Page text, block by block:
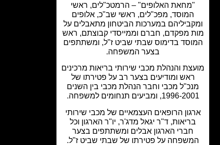
האלופים" – הרמטכ"לים, ראשי
המוסד, מפכ"לים, ראשי שב"כ, אלופים
במערכות הביטחון מתאבלים על
מפקדם, חברם וממייסדי קבוצתם, ראש
בדימוס שבתי שביט ז"ל, ומשתתפים
בצער המשפחה.
והנהלת מכבי שירותי בריאות מרכינים
ראש ומודיעים בצער רב על פטירתו של
מכבי וחבר הנהלת מכבי בין השנים
ומביעים תנחומים למשפחה.
הרופאים העצמאיים של מכבי שירותי
ד"ר יגאל מדג'ר, יו"ר הארגון וכל
חברי הארגון אבלים ומשתתפים בצער
על פטירתו של שבתי שביט ז"ל.